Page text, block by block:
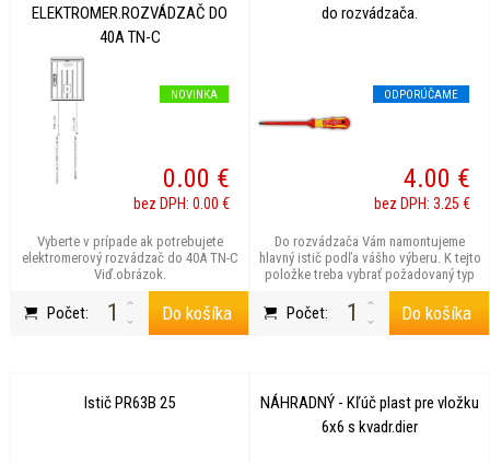
NOVINKA
ELEKTROMER.ROZVÁDZAČ DO
40A TN-C
Vyberte v prípade ak potrebujete
elektromerový rozvádzač do 40A TN-C
Viď.obrázok.
0.00 €
bez DPH: 0.00 €
Počet: Do košíka
ODPORÚČAME
do rozvádzača.
Do rozvádzača Vám namontujeme
hlavný istič podľa vášho výberu. K tejto
položke treba vybrať požadovaný typ
4.00 €
bez DPH: 3.25 €
Počet: Do košíka
Istič PR63B 25
NÁHRADNÝ - Kľúč plast pre vložku
6x6 s kvadr.dier